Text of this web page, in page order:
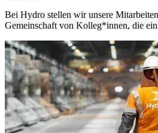
Bei Hydro stellen wir unsere
Gemeinschaft von Kolleg*innen, die